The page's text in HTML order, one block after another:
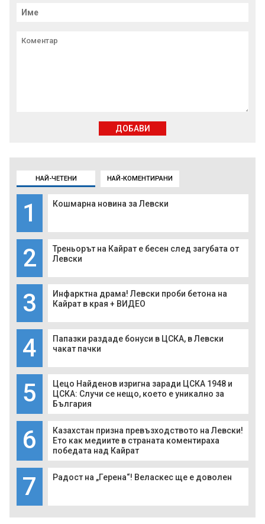
НАЙ-ЧЕТЕНИ НАЙ-КОМЕНТИРАНИ
1 Кошмарна новина за Левски
2
Треньорът на Кайрат е бесен след загубата от
Левски
3
Инфарктна драма! Левски проби бетона на
Кайрат в края + ВИДЕО
4
Папазки раздаде бонуси в ЦСКА, в Левски
чакат пачки
5
Цецо Найденов изригна заради ЦСКА 1948 и
ЦСКА: Случи се нещо, което е уникално за
България
6
Казахстан призна превъзходството на Левски!
Ето как медиите в страната коментираха
победата над Кайрат
7 Радост на „Герена“! Веласкес ще е доволен
ДОБАВИ